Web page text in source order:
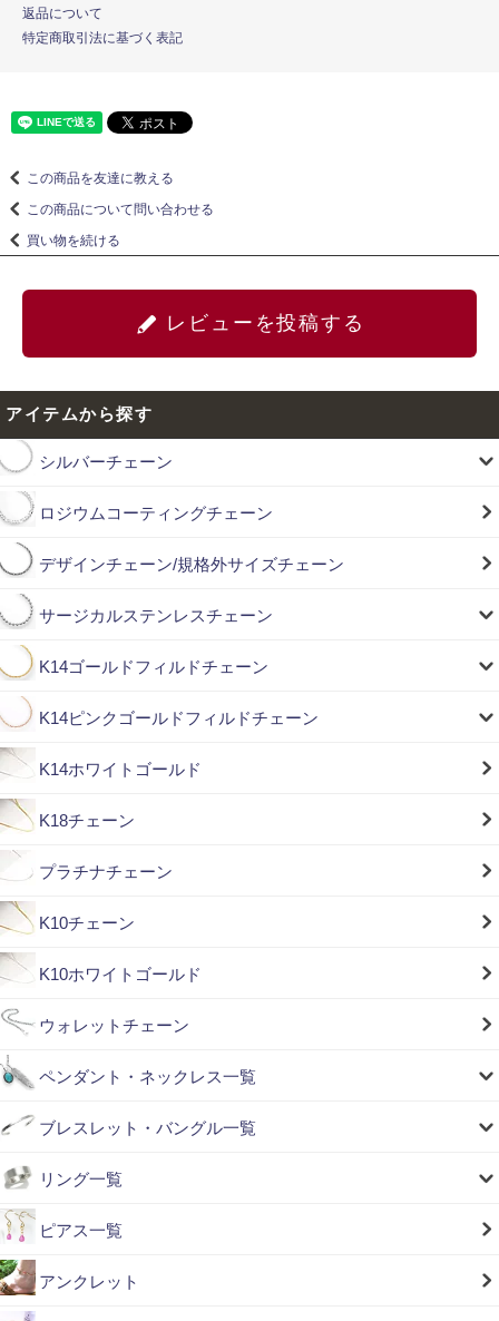
返品について
特定商取引法に基づく表記
この商品を友達に教える
この商品について問い合わせる
買い物を続ける
レビューを投稿する
アイテムから探す
シルバーチェーン
ロジウムコーティングチェーン
デザインチェーン/規格外サイズチェーン
サージカルステンレスチェーン
K14ゴールドフィルドチェーン
K14ピンクゴールドフィルドチェーン
K14ホワイトゴールド
K18チェーン
プラチナチェーン
K10チェーン
K10ホワイトゴールド
ウォレットチェーン
ペンダント・ネックレス一覧
ブレスレット・バングル一覧
リング一覧
ピアス一覧
アンクレット